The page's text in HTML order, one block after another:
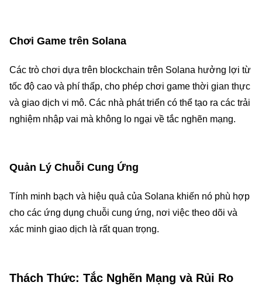
Chơi Game trên Solana
Các trò chơi dựa trên blockchain trên Solana hưởng lợi từ
tốc độ cao và phí thấp, cho phép chơi game thời gian thực
và giao dịch vi mô. Các nhà phát triển có thể tạo ra các trải
nghiệm nhập vai mà không lo ngại về tắc nghẽn mạng.
Quản Lý Chuỗi Cung Ứng
Tính minh bạch và hiệu quả của Solana khiến nó phù hợp
cho các ứng dụng chuỗi cung ứng, nơi việc theo dõi và
xác minh giao dịch là rất quan trọng.
Thách Thức: Tắc Nghẽn Mạng và Rủi Ro